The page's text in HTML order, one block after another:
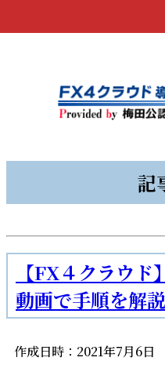
記
【FX４クラウド
動画で手順を解説
作成日時：2021年7月6日